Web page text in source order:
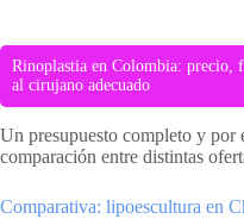
Rinoplastia en Colombia: precio,
al cirujano adecuado
Un presupuesto completo y por
comparación entre distintas
Comparativa: lipoescultura en